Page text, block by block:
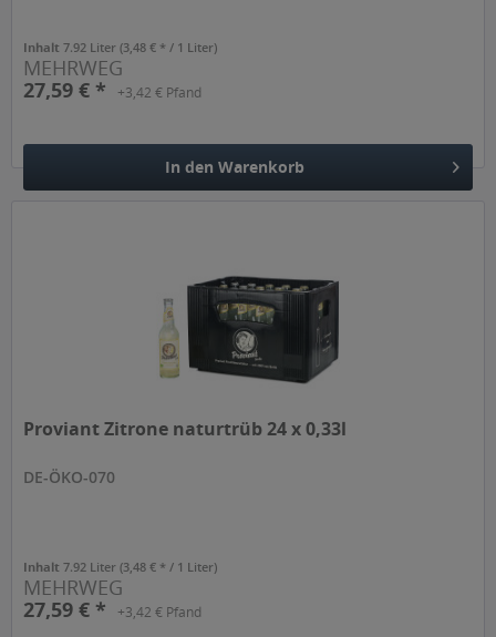
Inhalt7.92 Liter(3,48 € * / 1 Liter)
MEHRWEG
27,59 € *
+3,42 € Pfand
In den Warenkorb
Proviant Zitrone naturtrüb 24 x 0,33l
DE-ÖKO-070
Inhalt7.92 Liter(3,48 € * / 1 Liter)
MEHRWEG
27,59 € *
+3,42 € Pfand